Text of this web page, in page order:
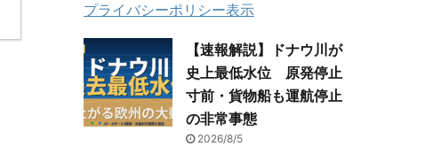
プライバシーポリシー表示
【速報解説】ドナウ川が
史上最低水位 原発停止
寸前・貨物船も運航停止
の非常事態
2026/8/5